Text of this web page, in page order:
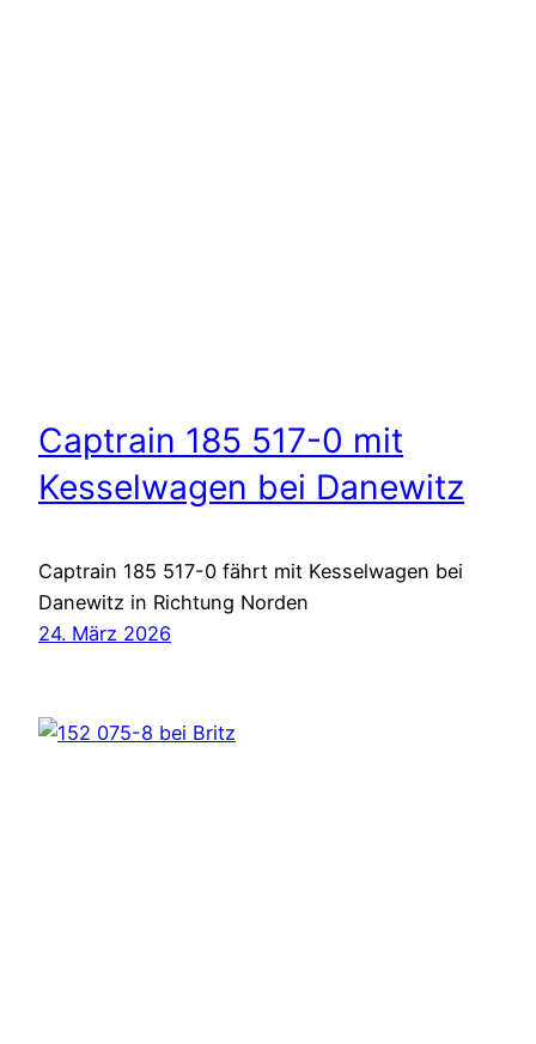
Captrain 185 517-0 mit
Kesselwagen bei Danewitz
Captrain 185 517-0 fährt mit Kesselwagen bei
Danewitz in Richtung Norden
24. März 2026